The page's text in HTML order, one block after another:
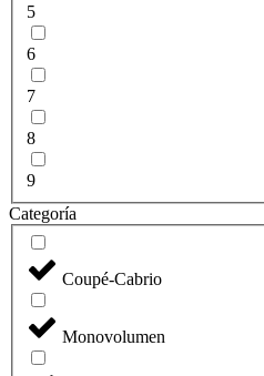
5
6
7
8
9
Categoría
Coupé-Cabrio
Monovolumen